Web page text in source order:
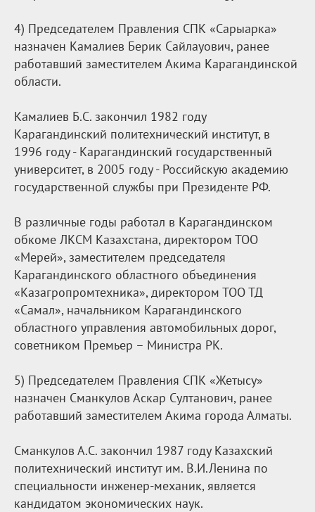
4) Председателем Правления СПК «Сарыарка»
назначен Камалиев Берик Сайлауович, ранее
работавший заместителем Акима Карагандинской
области.
Камалиев Б.С. закончил 1982 году
Карагандинский политехнический институт, в
1996 году - Карагандинский государственный
университет, в 2005 году - Российскую академию
государственной службы при Президенте РФ.
В различные годы работал в Карагандинском
обкоме ЛКСМ Казахстана, директором ТОО
«Мерей», заместителем председателя
Карагандинского областного объединения
«Казагропромтехника», директором ТОО ТД
«Самал», начальником Карагандинского
областного управления автомобильных дорог,
советником Премьер – Министра РК.
5) Председателем Правления СПК «Жетысу»
назначен Сманкулов Аскар Султанович, ранее
работавший заместителем Акима города Алматы.
Сманкулов А.С. закончил 1987 году Казахский
политехнический институт им. В.И.Ленина по
специальности инженер-механик, является
кандидатом экономических наук.